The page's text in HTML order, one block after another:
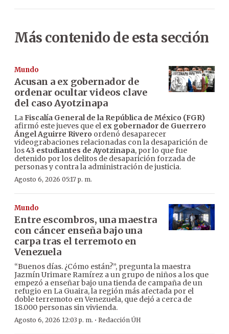
Más contenido de esta sección
Mundo
Acusan a ex gobernador de
ordenar ocultar videos clave
del caso Ayotzinapa
LaFiscalía General de la República de México (FGR)
afirmó este jueves que el ex gobernador de Guerrero
Ángel Aguirre Rivero ordenó desaparecer
videograbaciones relacionadas con la desaparición de
los43 estudiantes de Ayotzinapa, por lo que fue
detenido por los delitos de desaparición forzada de
personas y contra la administración de justicia.
Agosto 6, 2026 05:17 p. m.
Mundo
Entre escombros, una maestra
con cáncer enseña bajo una
carpa tras el terremoto en
Venezuela
“Buenos días. ¿Cómo están?”, pregunta la maestra
Jazmín Urimare Ramírez a un grupo de niños a los que
empezó a enseñar bajo una tienda de campaña de un
refugio en La Guaira, la región más afectada por el
doble terremoto en Venezuela, que dejó a cerca de
18.000 personas sin vivienda.
Agosto 6, 2026 12:03 p. m. · Redacción ÚH